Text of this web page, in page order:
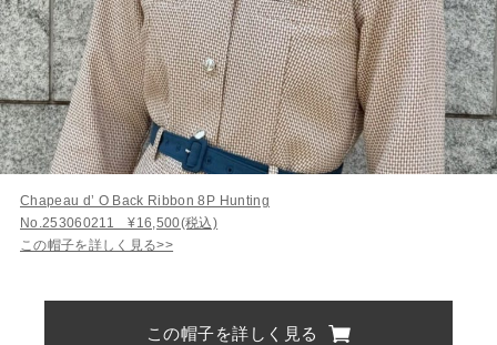
Chapeau d’ O Back Ribbon 8P Hunting
No.253060211 ¥16,500(税込)
この帽子を詳しく見る>>
この帽子を詳しく見る